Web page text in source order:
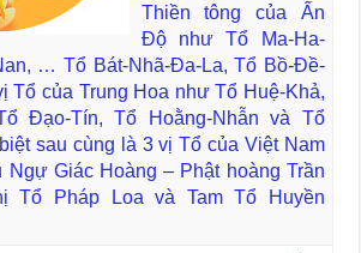
Thiền tông của Ấn
Độ như Tổ Ma-Ha-
… Tổ Bát-Nhã-Đa-La, Tổ Bồ-Đề-
Tổ của Trung Hoa như Tổ Huệ-Khả,
Đạo-Tín, Tổ Hoằng-Nhẫn và Tổ
sau cùng là 3 vị Tổ của Việt Nam
Giác Hoàng – Phật hoàng Trần
Tổ Pháp Loa và Tam Tổ Huyền